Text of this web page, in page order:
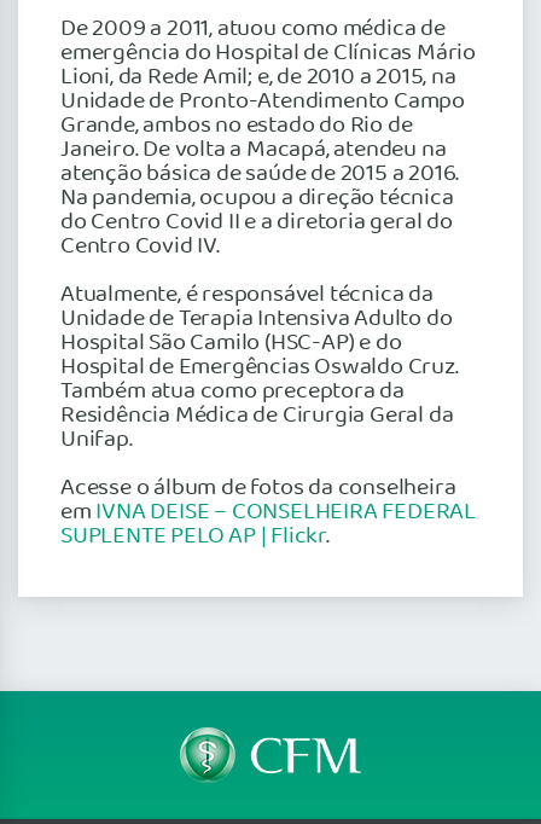
De 2009 a 2011, atuou como médica de
emergência do Hospital de Clínicas Mário
Lioni, da Rede Amil; e, de 2010 a 2015, na
Unidade de Pronto-Atendimento Campo
Grande, ambos no estado do Rio de
Janeiro. De volta a Macapá, atendeu na
atenção básica de saúde de 2015 a 2016.
Na pandemia, ocupou a direção técnica
do Centro Covid II e a diretoria geral do
Centro Covid IV.
Atualmente, é responsável técnica da
Unidade de Terapia Intensiva Adulto do
Hospital São Camilo (HSC-AP) e do
Hospital de Emergências Oswaldo Cruz.
Também atua como preceptora da
Residência Médica de Cirurgia Geral da
Unifap.
Acesse o álbum de fotos da conselheira
emIVNA DEISE – CONSELHEIRA FEDERAL
SUPLENTE PELO AP | Flickr.